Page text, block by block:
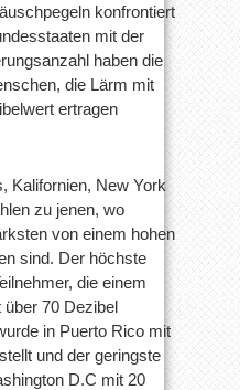
konfrontiert
mit der
haben die
die Lärm mit
ertragen
Kalifornien, New York
zu jenen, wo
von einem hohen
sind. Der höchste
die einem
über 70 Dezibel
in Puerto Rico mit
und der geringste
D.C mit 20